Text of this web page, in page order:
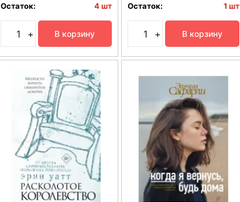
Остаток:
4 шт
+ В корзину
Остаток:
1 шт
+ В корзину